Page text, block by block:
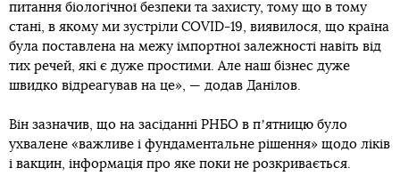
питання біологічної безпеки та захисту, тому що в тому
стані, в якому ми зустріли COVID-19, виявилося, що країна
була поставлена на межу імпортної залежності навіть від
тих речей, які є дуже простими. Але наш бізнес дуже
швидко відреагував на це», — додав Данілов.
Він зазначив, що на засіданні РНБО в пʼятницю було
ухвалене «важливе і фундаментальне рішення» щодо ліків
і вакцин, інформація про яке поки не розкривається.